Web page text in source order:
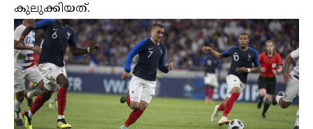
കുലുക്കിയത്.